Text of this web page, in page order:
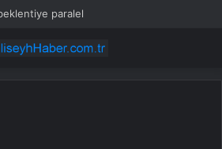
paralel